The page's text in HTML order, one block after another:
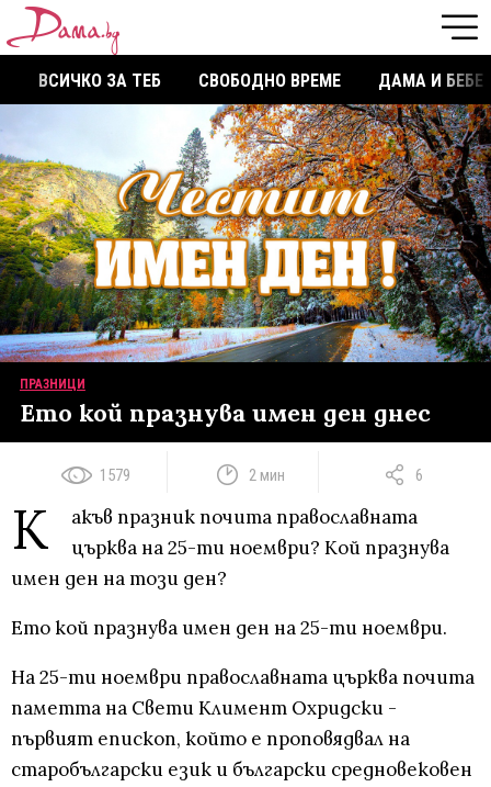
ВСИЧКО ЗА ТЕБ СВОБОДНО ВРЕМЕ ДАМА И БЕБЕ
ПРАЗНИЦИ
Ето кой празнува имен ден днес
1579 2 мин 6
К
акъв празник почита православната
църква на 25-ти ноември? Кой празнува
имен ден на този ден?
Ето кой празнува имен ден на 25-ти ноември.
На 25-ти ноември православната църква почита
паметта на Свети Климент Охридски -
първият епископ, който е проповядвал на
старобългарски език и български средновековен